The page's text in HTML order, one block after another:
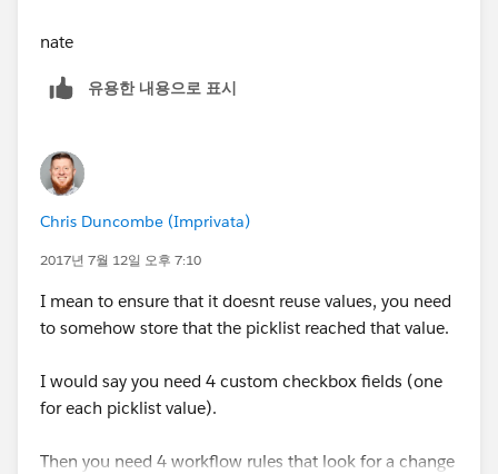
nate
유용한 내용으로 표시
Chris Duncombe (Imprivata)
2017년 7월 12일 오후 7:10
I mean to ensure that it doesnt reuse values, you need
to somehow store that the picklist reached that value.
I would say you need 4 custom checkbox fields (one
for each picklist value).
Then you need 4 workflow rules that look for a change